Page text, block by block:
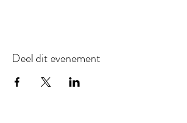
Deel dit evenement